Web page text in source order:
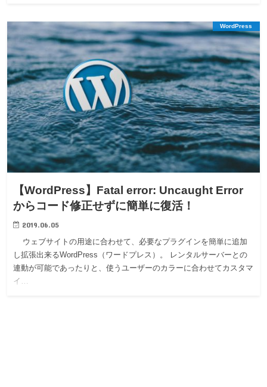
WordPress
【WordPress】Fatal error: Uncaught Error
からコード修正せずに簡単に復活！
2019.06.05
ウェブサイトの用途に合わせて、必要なプラグインを簡単に追加
し拡張出来るWordPress（ワードプレス）。 レンタルサーバーとの
連動が可能であったりと、使うユーザーのカラーに合わせてカスタマ
イ…